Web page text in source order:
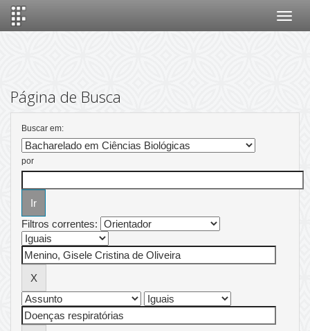
Página de Busca
Buscar em:
por
Filtros correntes: